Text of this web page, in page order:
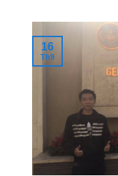
16
Th9